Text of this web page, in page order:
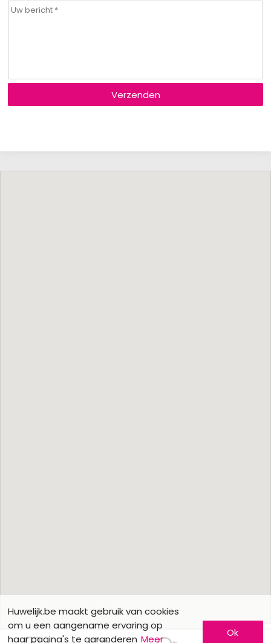
Verzenden
Huwelijk.be maakt gebruik van cookies
om u een aangename ervaring op
haar pagina's te garanderen Meer
Ok